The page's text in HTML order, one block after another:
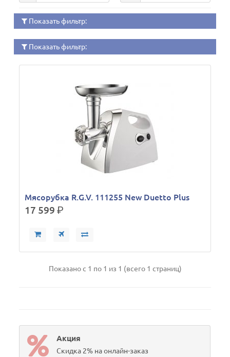
Показать фильтр:
Показать фильтр:
Мясорубка R.G.V. 111255 New Duetto Plus
17 599р.
Показано с 1 по 1 из 1 (всего 1 страниц)
Акция
Скидка 2% на онлайн-заказ